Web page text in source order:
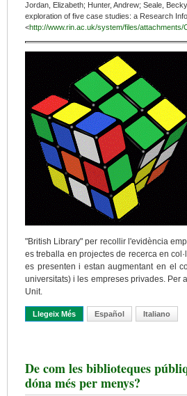
Jordan, Elizabeth; Hunter, Andrew; Seale,
exploration of five case studies: a Research
<http://www.rin.ac.uk/system/files/
"British Library" per recollir l'evidència
es treballa en projectes de recerca en
es presenten i estan augmentant en el
universitats) i les empreses privades. Per
Unit.
Llegeix Més Sobre La Gestió De La
Español Italiano
De com les biblioteques
dóna més per menys?